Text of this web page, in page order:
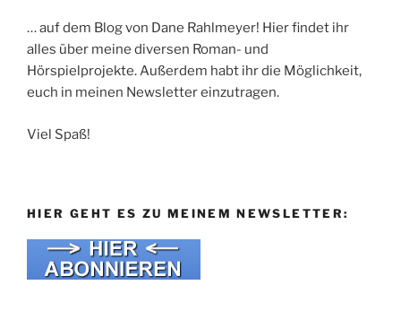
… auf dem Blog von Dane Rahlmeyer! Hier findet ihr
alles über meine diversen Roman- und
Hörspielprojekte. Außerdem habt ihr die Möglichkeit,
euch in meinen Newsletter einzutragen.
Viel Spaß!
HIER GEHT ES ZU MEINEM NEWSLETTER: